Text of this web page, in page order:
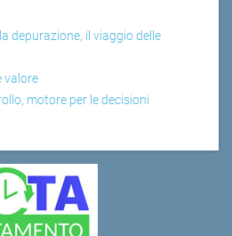
depurazione, il viaggio delle
valore
motore per le decisioni